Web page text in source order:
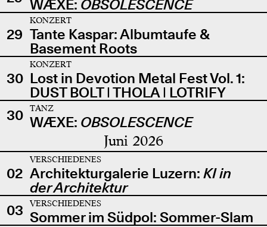
WÆXE: OBSOLESCENCE
29
KONZERT
Tante Kaspar: Albumtaufe &
Basement Roots
30
KONZERT
Lost in Devotion Metal Fest Vol. 1:
DUST BOLT | THOLA | LOTRIFY
30
TANZ
WÆXE: OBSOLESCENCE
Juni 2026
02
VERSCHIEDENES
Architekturgalerie Luzern: KI in
der Architektur
03
VERSCHIEDENES
Sommer im Südpol: Sommer-Slam